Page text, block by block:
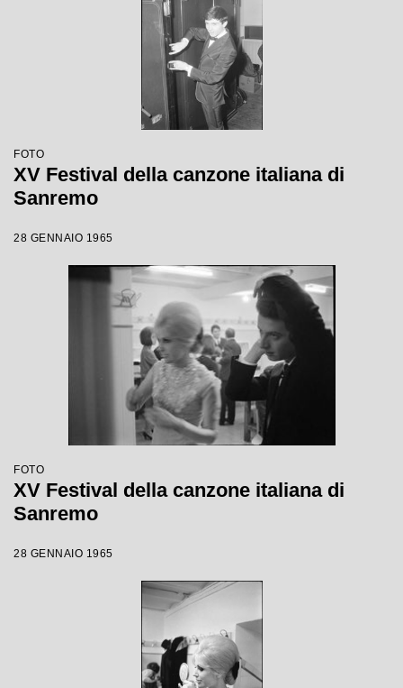
FOTO
XV Festival della canzone italiana di
Sanremo
28 GENNAIO 1965
FOTO
XV Festival della canzone italiana di
Sanremo
28 GENNAIO 1965